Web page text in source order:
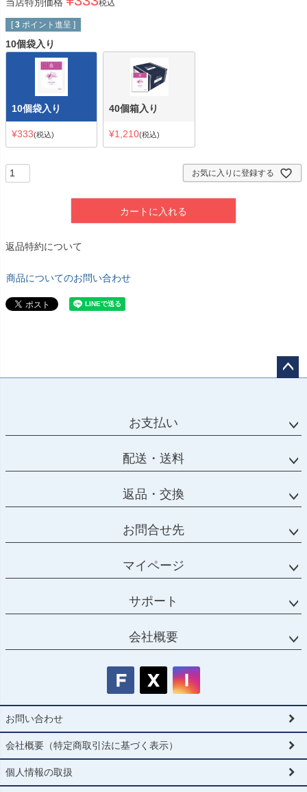
当店特別価格 税込
[ 3 ポイント進呈 ]
10個袋入り
10個袋入り
¥333 税込
40個箱入り
¥1,210 税込
お気に入りに登録する
カートに入れる
返品特約について
商品についてのお問い合わせ
お支払い
配送・送料
返品・交換
お問合せ先
マイページ
サポート
会社概要
お問い合わせ
会社概要（特定商取引法に基づく表示）
個人情報の取扱